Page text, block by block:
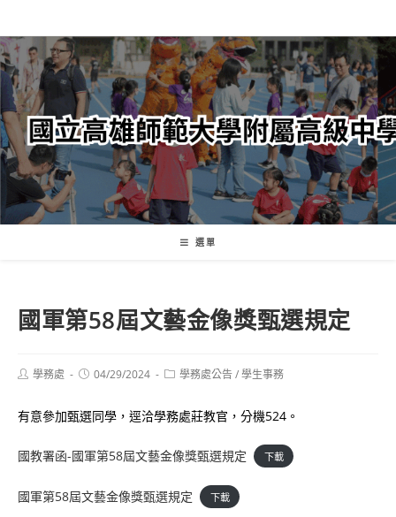
轉
至
主
內
容
選單
國軍第58屆文藝金像獎甄選規定
Post學務處
Post04/29/2024
Post學務處公告/學生事務
有意參加甄選同學，逕洽學務處莊教官，分機524。
國教署函-國軍第58屆文藝金像獎甄選規定 下載
國軍第58屆文藝金像獎甄選規定 下載